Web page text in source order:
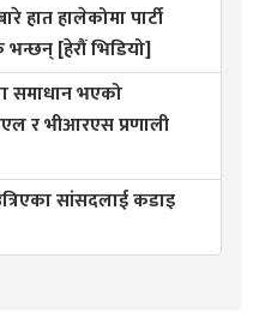
हात हालेकोमा पार्टी
[हेरौं भिडियो]
समाधान भएको
र भीआरएस प्रणाली
सांसदलाई कडाइ